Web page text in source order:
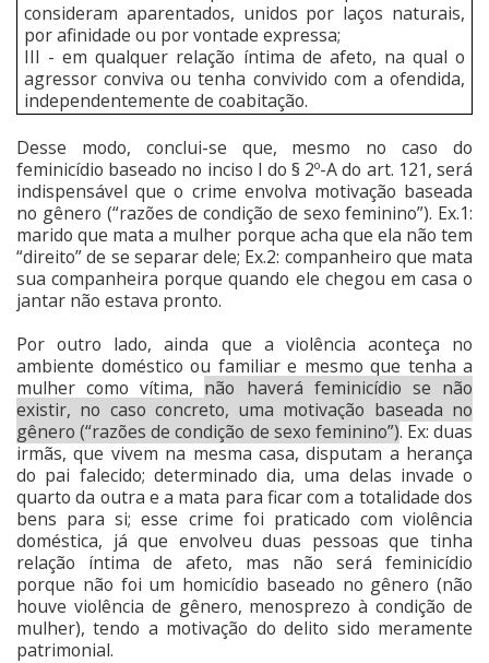
consideram aparentados, unidos por laços naturais,
por afinidade ou por vontade expressa;
III - em qualquer relação íntima de afeto, na qual o
agressor conviva ou tenha convivido com a ofendida,
independentemente de coabitação.
Desse modo, conclui-se que, mesmo no caso do
feminicídio baseado no inciso I do § 2º-A do art. 121, será
indispensável que o crime envolva motivação baseada
no gênero (“razões de condição de sexo feminino”). Ex.1:
marido que mata a mulher porque acha que ela não tem
“direito” de se separar dele; Ex.2: companheiro que mata
sua companheira porque quando ele chegou em casa o
jantar não estava pronto.
Por outro lado, ainda que a violência aconteça no
ambiente doméstico ou familiar e mesmo que tenha a
mulher como vítima, não haverá feminicídio se não
existir, no caso concreto, uma motivação baseada no
gênero (“razões de condição de sexo feminino”). Ex: duas
irmãs, que vivem na mesma casa, disputam a herança
do pai falecido; determinado dia, uma delas invade o
quarto da outra e a mata para ficar com a totalidade dos
bens para si; esse crime foi praticado com violência
doméstica, já que envolveu duas pessoas que tinha
relação íntima de afeto, mas não será feminicídio
porque não foi um homicídio baseado no gênero (não
houve violência de gênero, menosprezo à condição de
mulher), tendo a motivação do delito sido meramente
patrimonial.